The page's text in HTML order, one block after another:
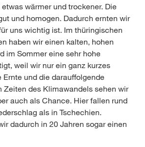
wärmer und trockener. Die
und homogen. Dadurch ernten wir
uns wichtig ist. Im thüringischen
haben wir einen kalten, hohen
im Sommer eine sehr hohe
weil wir nur ein ganz kurzes
und die darauffolgende
Zeiten des Klimawandels sehen wir
auch als Chance. Hier fallen rund
als in Tschechien.
dadurch in 20 Jahren sogar einen